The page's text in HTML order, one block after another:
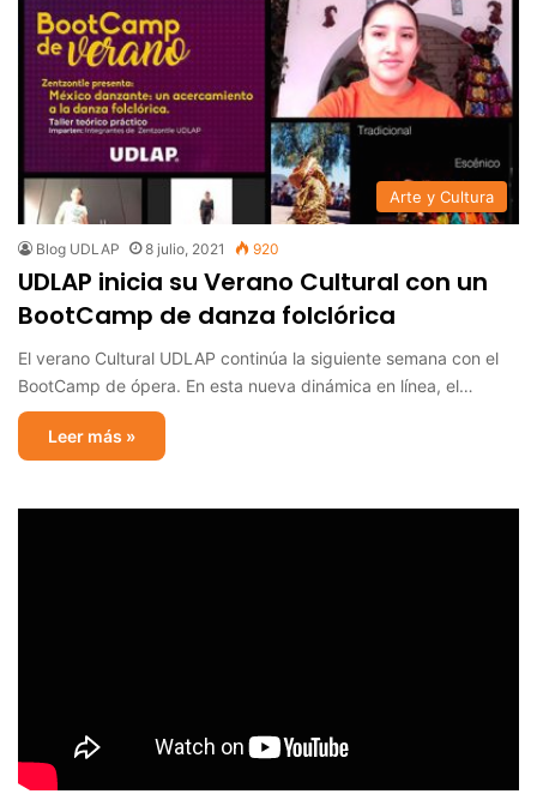
Arte y Cultura
Blog UDLAP 8 julio, 2021 920
UDLAP inicia su Verano Cultural con un
BootCamp de danza folclórica
El verano Cultural UDLAP continúa la siguiente semana con el
BootCamp de ópera. En esta nueva dinámica en línea, el…
Leer más »